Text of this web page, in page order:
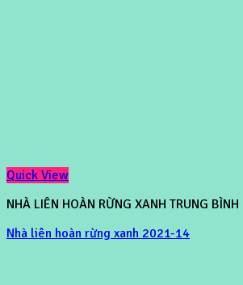
Quick View
NHÀ LIÊN HOÀN RỪNG XANH TRUNG BÌNH
Nhà liên hoàn rừng xanh 2021-14